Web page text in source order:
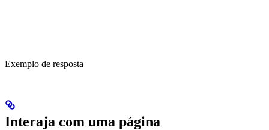
Exemplo de resposta
Interaja com uma página